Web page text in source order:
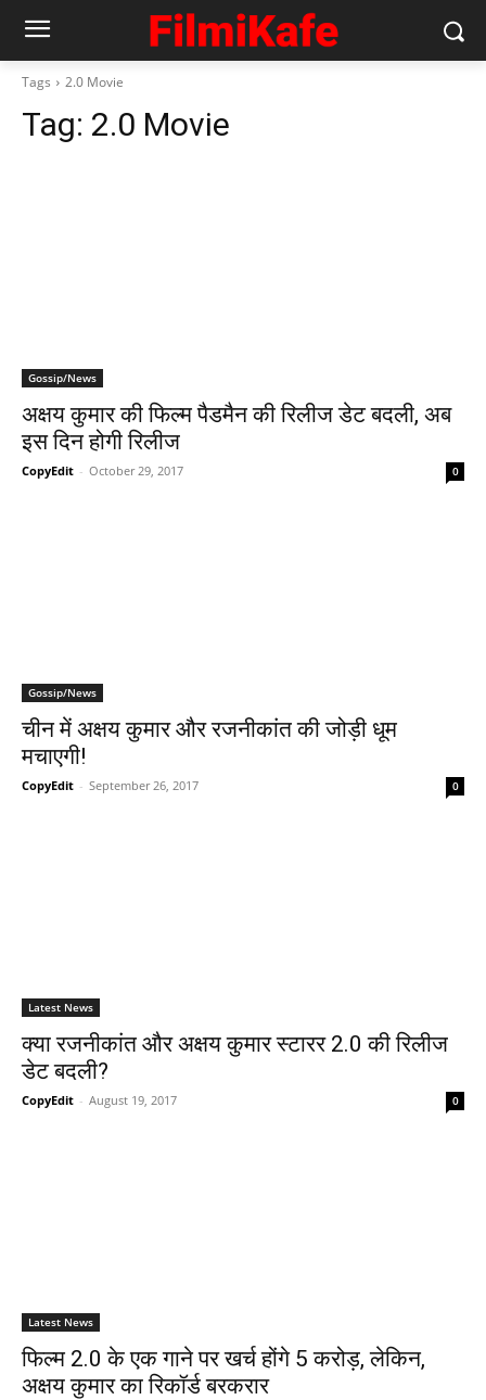
Tags 2.0 Movie
Tag: 2.0 Movie
Gossip/News
अक्षय कुमार की फिल्म पैडमैन की रिलीज डेट बदली, अब
इस दिन होगी रिलीज
CopyEdit - October 29, 2017 0
Gossip/News
चीन में अक्षय कुमार और रजनीकांत की जोड़ी धूम
मचाएगी!
CopyEdit - September 26, 2017 0
Latest News
क्या रजनीकांत और अक्षय कुमार स्टारर 2.0 की रिलीज
डेट बदली?
CopyEdit - August 19, 2017 0
Latest News
फिल्‍म 2.0 के एक गाने पर खर्च होंगे 5 करोड़, लेकिन,
अक्षय कुमार का रिकॉर्ड बरकरार